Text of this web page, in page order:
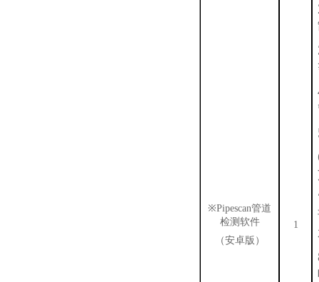
※Pipescan管道
检测软件
（安卓版）
1